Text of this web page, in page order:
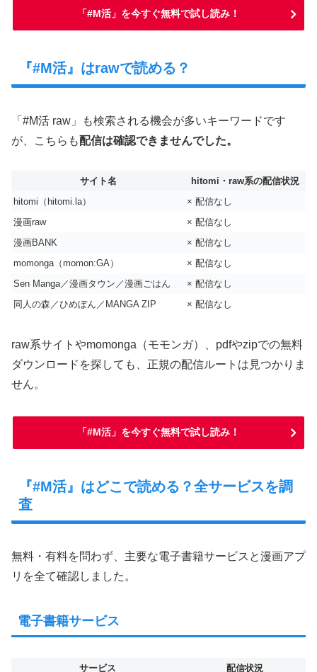
「#M活」を今すぐ無料で試し読み！
『#M活』はrawで読める？
「#M活 raw」も検索される機会が多いキーワードです
が、こちらも配信は確認できませんでした。
サイト名
hitomi・raw系の配信状況
hitomi（hitomi.la）
× 配信なし
漫画raw
× 配信なし
漫画BANK
× 配信なし
momonga（momon:GA）
× 配信なし
Sen Manga／漫画タウン／漫画ごはん
× 配信なし
同人の森／ひめぼん／MANGA ZIP
× 配信なし
raw系サイトやmomonga（モモンガ）、pdfやzipでの無料
ダウンロードを探しても、正規の配信ルートは見つかりま
せん。
「#M活」を今すぐ無料で試し読み！
『#M活』はどこで読める？全サービスを調
査
無料・有料を問わず、主要な電子書籍サービスと漫画アプ
リを全て確認しました。
電子書籍サービス
サービス 配信状況